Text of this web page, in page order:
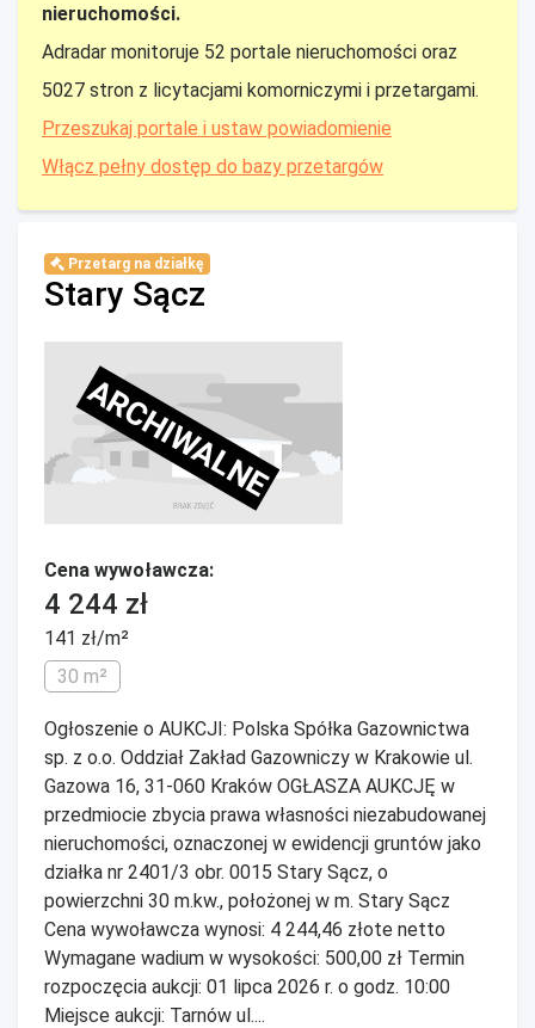
nieruchomości.
Adradar monitoruje 52 portale nieruchomości oraz
5027 stron z licytacjami komorniczymi i przetargami.
Przeszukaj portale i ustaw powiadomienie
Włącz pełny dostęp do bazy przetargów
Przetarg na działkę
Stary Sącz
ARCHIWALNE
Cena wywoławcza:
4 244 zł
141 zł/m²
30 m²
Ogłoszenie o AUKCJI: Polska Spółka Gazownictwa
sp. z o.o. Oddział Zakład Gazowniczy w Krakowie ul.
Gazowa 16, 31-060 Kraków OGŁASZA AUKCJĘ w
przedmiocie zbycia prawa własności niezabudowanej
nieruchomości, oznaczonej w ewidencji gruntów jako
działka nr 2401/3 obr. 0015 Stary Sącz, o
powierzchni 30 m.kw., położonej w m. Stary Sącz
Cena wywoławcza wynosi: 4 244,46 złote netto
Wymagane wadium w wysokości: 500,00 zł Termin
rozpoczęcia aukcji: 01 lipca 2026 r. o godz. 10:00
Miejsce aukcji: Tarnów ul....